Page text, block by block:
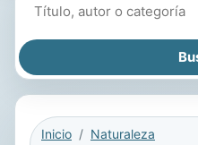
Inicio
Naturaleza